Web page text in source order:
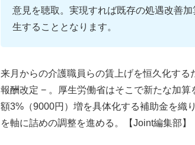
意見を聴取。実現すれば既存の処遇改善
生することとなります。
来月からの介護職員らの賃上げを恒久化す
報酬改定 − 。厚生労働省はそこで新たな加
額3%（9000円）増を具体化する補助金を織
を軸に詰めの調整を進める。【Joint編集部】